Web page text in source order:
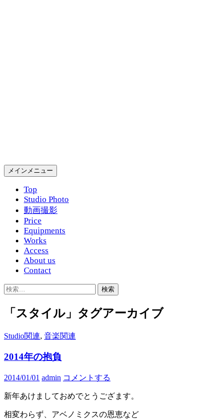
検
索
メインメニュー
Top
Studio Photo
動画撮影
Price
Equipments
Works
Access
About us
Contact
検
「スタイル」タグアーカイブ
Studio関連, 音楽関連
2014年の抱負
2014/01/01 admin コメントする
新年あけましておめでとうござます。
相変わらず、アベノミクスの恩恵など